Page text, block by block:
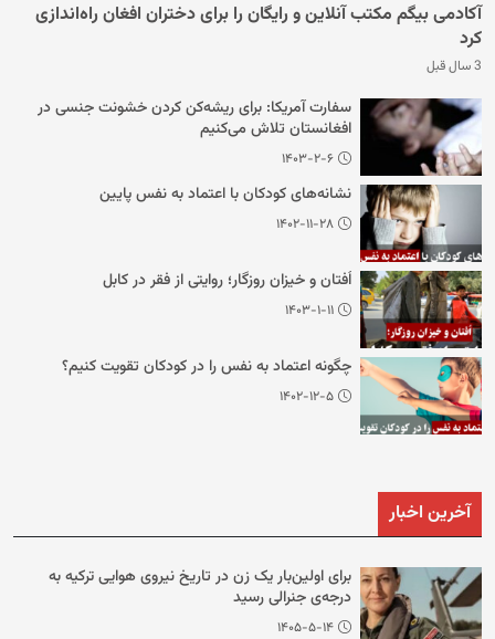
آکادمی بیگم مکتب آنلاین و رایگان را برای دختران افغان راه‌اندازی
کرد
3 سال قبل
سفارت آمریکا: برای ریشه‌کن کردن خشونت جنسی در
افغانستان تلاش می‌کنیم
۱۴۰۳-۲-۶
نشانه‌های کودکان با اعتماد به نفس پایین
۱۴۰۲-۱۱-۲۸
اُفتان و خیزان روزگار؛ روایتی از فقر در کابل
۱۴۰۳-۱-۱۱
چگونه اعتماد به نفس را در کودکان تقویت کنیم؟
۱۴۰۲-۱۲-۵
آخرین اخبار
برای اولین‌بار یک زن در تاریخ نیروی هوایی ترکیه به
درجه‌ی جنرالی رسید
۱۴۰۵-۵-۱۴